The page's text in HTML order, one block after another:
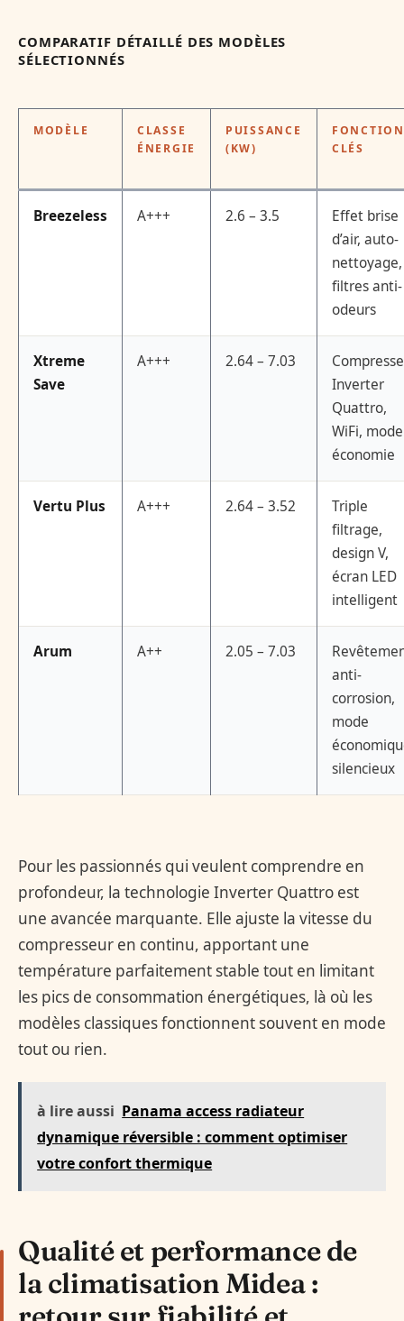
COMPARATIF DÉTAILLÉ DES MODÈLES
SÉLECTIONNÉS
MODÈLE
CLASSE
ÉNERGIE
PUISSANCE
(KW)
CLÉS
Breezeless A+++ 2.6 – 3.5
Effet brise
d’air, auto-
nettoyage,
filtres anti-
odeurs
Xtreme
Save
A+++ 2.64 – 7.03
Inverter
Quattro,
WiFi, mode
économie
Vertu Plus A+++ 2.64 – 3.52
Triple
filtrage,
design V,
écran LED
intelligent
Arum A++ 2.05 – 7.03
anti-
corrosion,
mode
silencieux
Pour les passionnés qui veulent comprendre en
profondeur, la technologie Inverter Quattro est
une avancée marquante. Elle ajuste la vitesse du
compresseur en continu, apportant une
température parfaitement stable tout en limitant
les pics de consommation énergétiques, là où les
modèles classiques fonctionnent souvent en mode
tout ou rien.
à lire aussi Panama access radiateur
dynamique réversible : comment optimiser
votre confort thermique
Qualité et performance de
la climatisation Midea :